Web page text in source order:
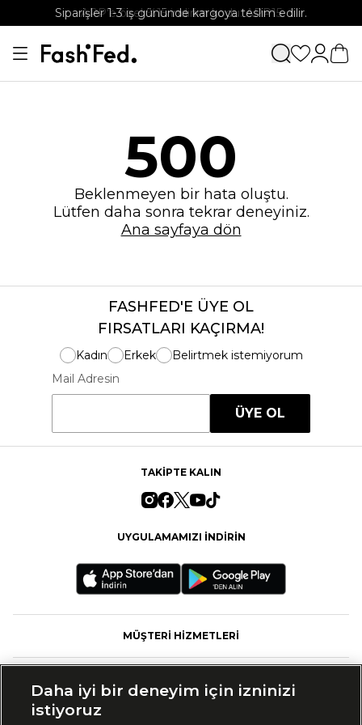
Siparişler 1-3 iş gününde kargoya teslim edilir.
APP'e özel %15 indirim kodu: APP15
500
Beklenmeyen bir hata oluştu.
Lütfen daha sonra tekrar deneyiniz.
Ana sayfaya dön
FASHFED'E ÜYE OL
FIRSATLARI KAÇIRMA!
Kadın Erkek
Belirtmek istemiyorum
Mail Adresin
ÜYE OL
TAKİPTE KALIN
UYGULAMAMIZI İNDİRİN
MÜŞTERİ HİZMETLERİ
Daha iyi bir deneyim için izninizi
istiyoruz